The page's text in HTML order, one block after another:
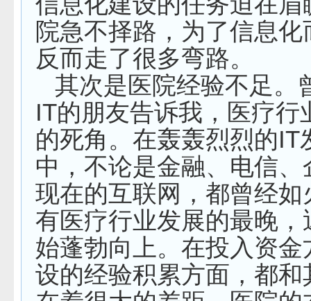
院急不择路，为了信息
反而走了很多弯路。
其次是医院经验不足。
IT的朋友告诉我，医疗行
的死角。在轰轰烈烈的IT
中，不论是金融、电信、
现在的互联网，都曾经如
有医疗行业发展的最晚，
始蓬勃向上。在投入资金
设的经验积累方面，都和